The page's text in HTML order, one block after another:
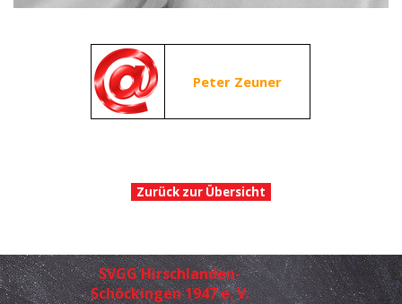
Peter Zeuner
Zurück zur Übersicht
SVGG Hirschlanden-
Schöckingen 1947 e. V.